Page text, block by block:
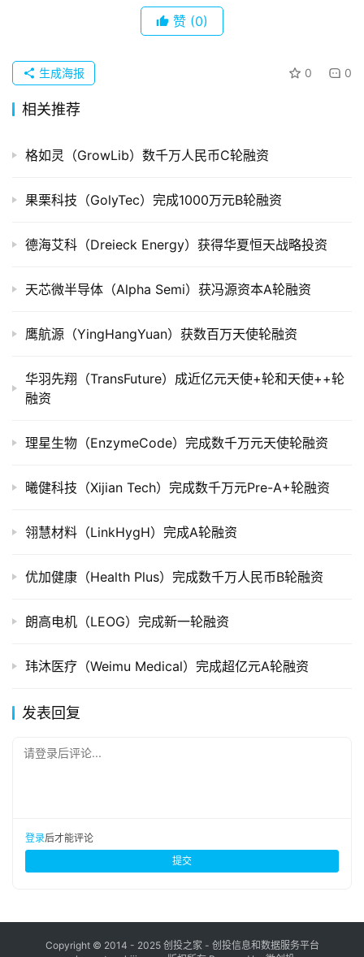
布
并
重
司
上
投
据
业
院
投稿 赞 (0)
0 0
生成海报
相关推荐
格如灵（GrowLib）数千万人民币C轮融资
果栗科技（GolyTec）完成1000万元B轮融资
德海艾科（Dreieck Energy）获得华夏恒天战略投资
天芯微半导体（Alpha Semi）获冯源资本A轮融资
鹰航源（YingHangYuan）获数百万天使轮融资
华羽先翔（TransFuture）成近亿元天使+轮和天使++轮
融资
理星生物（EnzymeCode）完成数千万元天使轮融资
曦健科技（Xijian Tech）完成数千万元Pre-A+轮融资
翎慧材料（LinkHygH）完成A轮融资
优加健康（Health Plus）完成数千万人民币B轮融资
朗高电机（LEOG）完成新一轮融资
玮沐医疗（Weimu Medical）完成超亿元A轮融资
发表回复
请登录后评论...
登录后才能评论
提交
Copyright © 2014 - 2025 创投之家 - 创投信息和数据服务平台